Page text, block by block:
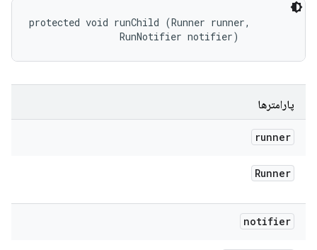
protected void runChild (Runner runner,
                RunNotifier notifier)
پارامترها
runner
Runner
notifier